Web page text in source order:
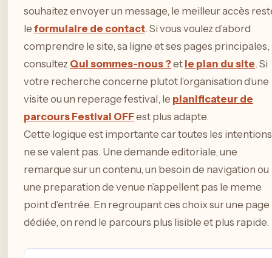
souhaitez envoyer un message, le meilleur accès
le formulaire de contact. Si vous voulez d’abord
comprendre le site, sa ligne et ses pages principales,
consultez Qui sommes-nous ?et le plan du site. Si
votre recherche concerne plutot l’organisation d’une
visite ou un reperage festival, le planificateur de
parcours Festival OFFest plus adapte.
Cette logique est importante car toutes les intentions
ne se valent pas. Une demande editoriale, une
remarque sur un contenu, un besoin de navigation ou
une preparation de venue n’appellent pas le meme
point d’entrée. En regroupant ces choix sur une page
dédiée, on rend le parcours plus lisible et plus rapide.